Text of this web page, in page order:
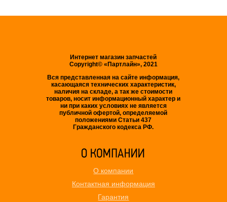
Интернет магазин запчастей
Copyright© «Партлайн», 2021
Вся представленная на сайте информация,
касающаяся технических характеристик,
наличия на складе, а так же стоимости
товаров, носит информационный характер и
ни при каких условиях не является
публичной офертой, определяемой
положениями Статьи 437
Гражданского кодекса РФ.
О компании
Контактная информация
Гарантия